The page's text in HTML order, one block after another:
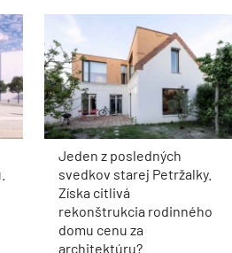
Bytový dom stavajú z tehly:
Bývanie vylepšujú okná
vyvinuté na mieru